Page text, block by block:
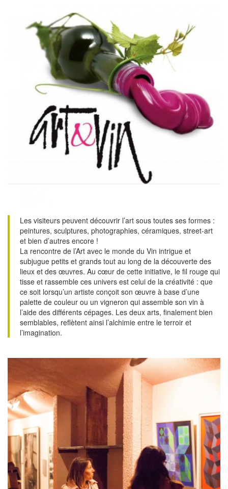
Les visiteurs peuvent découvrir l’art sous toutes ses formes :
peintures, sculptures, photographies, céramiques, street-art
et bien d’autres encore !
La rencontre de l’Art avec le monde du Vin intrigue et
subjugue petits et grands tout au long de la découverte des
lieux et des œuvres. Au cœur de cette initiative, le fil rouge qui
tisse et rassemble ces univers est celui de la créativité : que
ce soit lorsqu’un artiste conçoit son œuvre à base d’une
palette de couleur ou un vigneron qui assemble son vin à
l’aide des différents cépages. Les deux arts, finalement bien
semblables, reflètent ainsi l’alchimie entre le terroir et
l’imagination.